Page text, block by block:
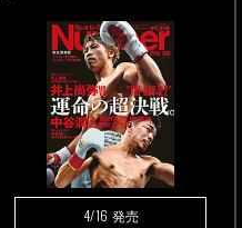
4/16 発売